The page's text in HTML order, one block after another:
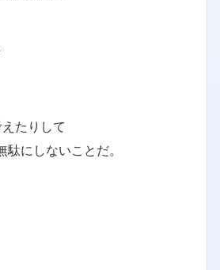
たりして
にしないことだ。